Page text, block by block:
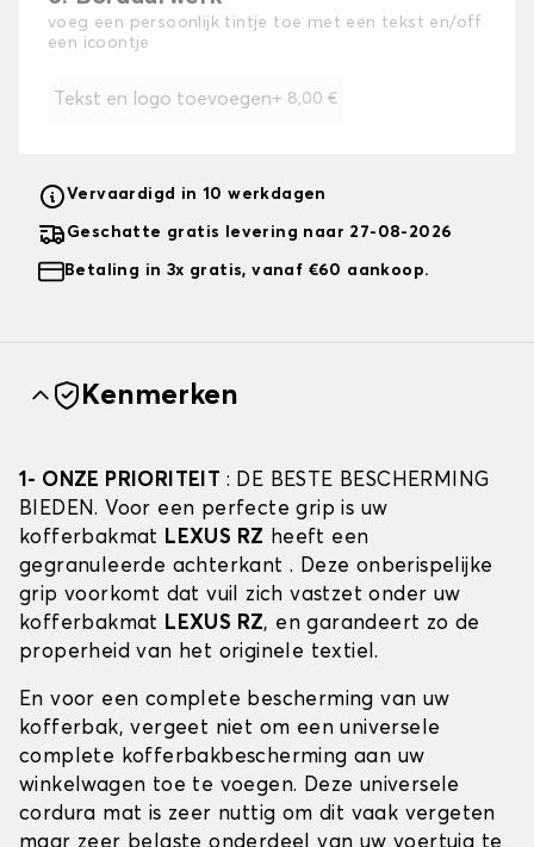
voeg een persoonlijk tintje toe met een tekst en/off
een icoontje
Tekst en logo toevoegen+ 8,00 €
Vervaardigd in 10 werkdagen
Geschatte gratis levering naar 27-08-2026
Betaling in 3x gratis, vanaf €60 aankoop.
Kenmerken
1- ONZE PRIORITEIT : DE BESTE BESCHERMING
BIEDEN. Voor een perfecte grip is uw
kofferbakmat LEXUS RZ heeft een
gegranuleerde achterkant . Deze onberispelijke
grip voorkomt dat vuil zich vastzet onder uw
kofferbakmat LEXUS RZ, en garandeert zo de
properheid van het originele textiel.
En voor een complete bescherming van uw
kofferbak, vergeet niet om een universele
complete kofferbakbescherming aan uw
winkelwagen toe te voegen. Deze universele
cordura mat is zeer nuttig om dit vaak vergeten